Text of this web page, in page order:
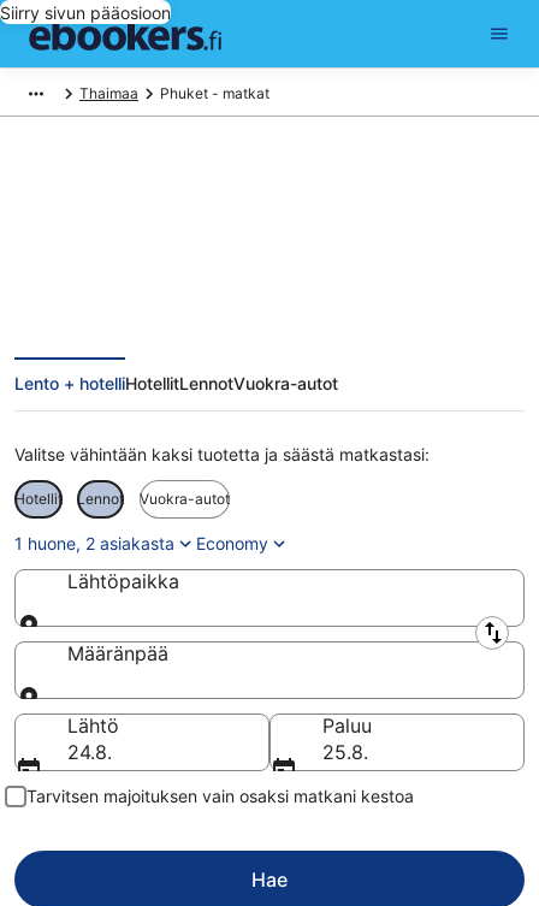
Siirry sivun pääosioon
Thaimaa Phuket - matkat
Lento + hotelliHotellitLennotVuokra-autot
Valitse vähintään kaksi tuotetta ja säästä matkastasi:
Hotellit Lennot Vuokra-autot
1 huone, 2 asiakasta Economy
Lähtöpaikka
Lähtöpaikka
Määränpää
Määränpää
Lähtö
24.8.
Paluu
25.8.
Tarvitsen majoituksen vain osaksi matkani kestoa
Hae